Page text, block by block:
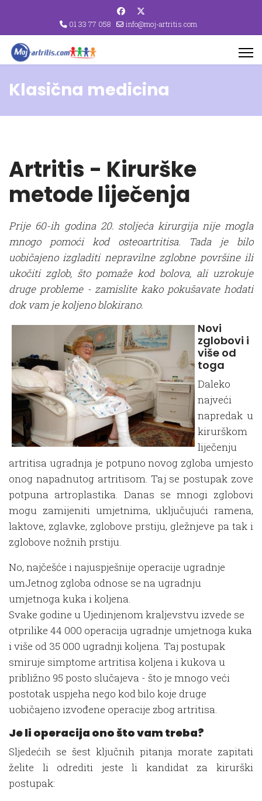
01 33 77 058 info@moj-artritis.com
Klasična medicina
Artritis - Kirurške
metode liječenja
Prije 60-ih godina 20. stoljeća kirurgija nije mogla
mnogo pomoći kod osteoartritisa. Tada je bilo
uobičajeno izgladiti nepravilne zglobne površine ili
ukočiti zglob, što pomaže kod bolova, ali uzrokuje
druge probleme - zamislite kako pokušavate hodati
dok vam je koljeno blokirano.
Novi
zglobovi i
više od
toga
Daleko
najveći
napredak u
kirurškom
liječenju
artritisa ugradnja je potpuno novog zgloba umjesto
onog napadnutog artritisom. Taj se postupak zove
potpuna artroplastika. Danas se mnogi zglobovi
mogu zamijeniti umjetnima, uključujući ramena,
laktove, zglavke, zglobove prstiju, gležnjeve pa tak i
zglobove nožnih prstiju.
No, najčešće i najuspješnije operacije ugradnje
umJetnog zgloba odnose se na ugradnju
umjetnoga kuka i koljena.
Svake godine u Ujedinjenom kraljevstvu izvede se
otprilike 44 000 operacija ugradnje umjetnoga kuka
i više od 35 000 ugradnji koljena. Taj postupak
smiruje simptome artritisa koljena i kukova u
približno 95 posto slučajeva - što je mnogo veći
postotak uspjeha nego kod bilo koje druge
uobičajeno izvođene operacije zbog artritisa.
Je li operacija ono što vam treba?
Sljedećih se šest ključnih pitanja morate zapitati
želite li odrediti jeste li kandidat za kirurški
postupak: